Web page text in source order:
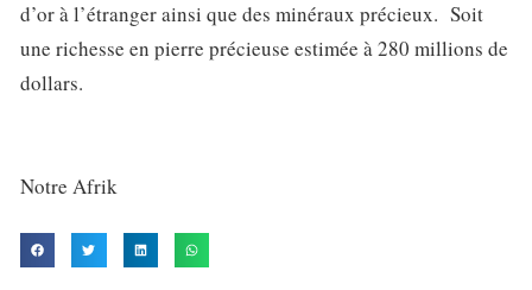
d’or à l’étranger ainsi que des minéraux précieux. Soit
une richesse en pierre précieuse estimée à 280 millions de
dollars.
Notre Afrik